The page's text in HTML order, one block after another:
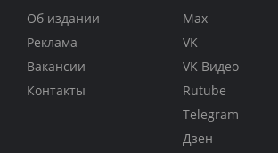
Об издании
Реклама
Вакансии
Контакты
Max
VK
VK Видео
Rutube
Telegram
Дзен